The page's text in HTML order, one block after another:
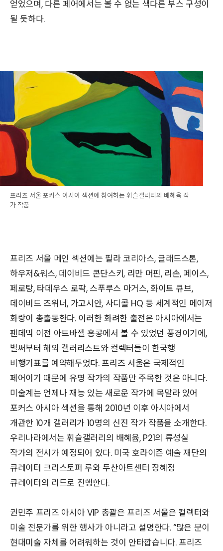
얻었으며, 다른 페어에서는 볼 수 없는 색다른 부스 구성이
될 듯하다.
프리즈 서울 포커스 아시아 섹션에 참여하는 휘슬갤러리의 배혜윰 작
가 작품.
프리즈 서울 메인 섹션에는 필라 코리아스, 글래드스톤,
하우저&워스, 데이비드 콘단스키, 리만 머핀, 리손, 페이스,
페로탕, 타데우스 로팍, 스푸루스 마거스, 화이트 큐브,
데이비드 즈위너, 가고시안, 사디콜 HQ 등 세계적인 메이저
화랑이 총출동한다. 이러한 화려한 출전은 아시아에서는
팬데믹 이전 아트바젤 홍콩에서 볼 수 있었던 풍경이기에,
벌써부터 해외 갤러리스트와 컬렉터들이 한국행
비행기표를 예약해두었다. 프리즈 서울은 국제적인
페어이기 때문에 유명 작가의 작품만 주목한 것은 아니다.
미술계는 언제나 재능 있는 새로운 작가에 목말라 있어
포커스 아시아 섹션을 통해 2010년 이후 아시아에서
개관한 10개 갤러리가 10명의 신진 작가 작품을 소개한다.
우리나라에서는 휘슬갤러리의 배혜윰, P21의 류성실
작가의 전시가 예정되어 있다. 미국 호라이즌 예술 재단의
큐레이터 크리스토퍼 루와 두산아트센터 장혜정
큐레이터의 리드로 진행한다.
권민주 프리즈 아시아 VIP 총괄은 프리즈 서울은 컬렉터와
미술 전문가를 위한 행사가 아니라고 설명한다. “많은 분이
현대미술 자체를 어려워하는 것이 안타깝습니다. 프리즈